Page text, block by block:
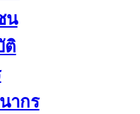
น
ติ
ากร